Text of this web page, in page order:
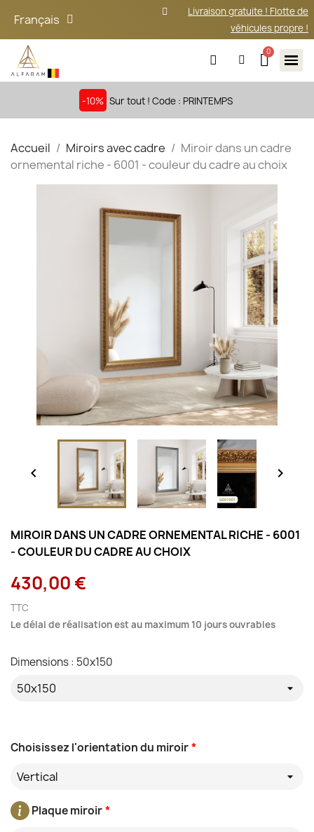
Français
Livraison gratuite ! Flotte de
véhicules propre !
-10% Sur tout ! Code : PRINTEMPS
Accueil Miroirs avec cadre
Miroir dans un cadre
ornemental riche - 6001 - couleur du cadre au choix
 
MIROIR DANS UN CADRE ORNEMENTAL RICHE - 6001
- COULEUR DU CADRE AU CHOIX
430,00 €
TTC
Le délai de réalisation est au maximum 10 jours ouvrables
*
Choisissez l'orientation du miroir
Vertical
*
Plaque miroir
Dimensions : 50x150